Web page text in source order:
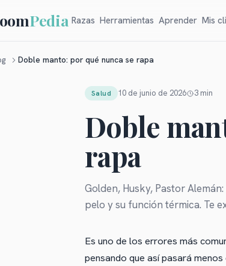
Pedia Razas Herramientas Aprender Mis
Doble manto: por qué nunca se rapa
Salud 10 de junio de 2026 3 min
Doble
rapa
Golden, Husky, Pastor
pelo y su función térmica. Te
Es uno de los errores más
pensando que así pasará